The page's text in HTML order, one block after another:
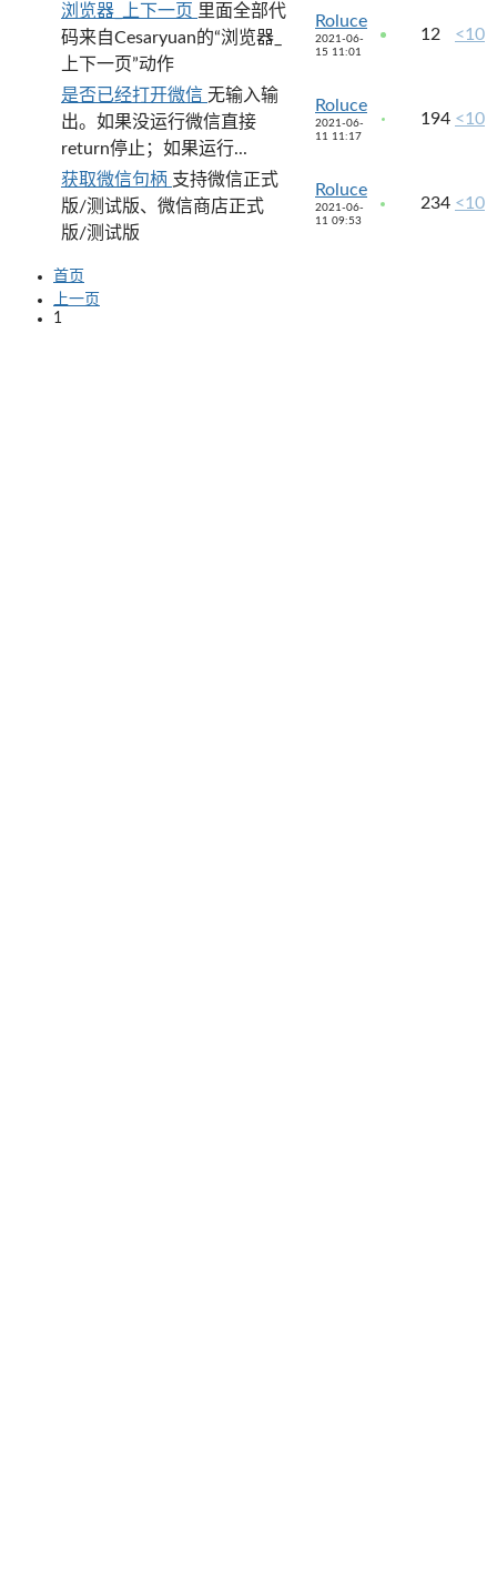
浏览器_上下一页 里面全部代
码来自Cesaryuan的“浏览器_
上下一页”动作
Roluce
2021-06-
15 11:01
12 <10
是否已经打开微信 无输入输
出。如果没运行微信直接
return停止；如果运行...
Roluce
2021-06-
11 11:17
194 <10
获取微信句柄 支持微信正式
版/测试版、微信商店正式
版/测试版
Roluce
2021-06-
11 09:53
234 <10
首页
上一页
1